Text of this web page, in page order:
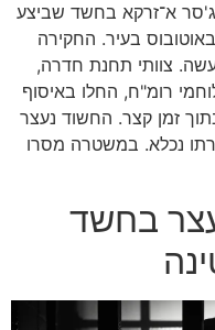
א־זרקא בחשד שביצע
בעיר. החקירה
צוותי תחנת חדרה,
רומ"ח, החלו באיסוף
זמן קצר. החשוד נעצר
נכלא. במשטרה מסרו
בחשד